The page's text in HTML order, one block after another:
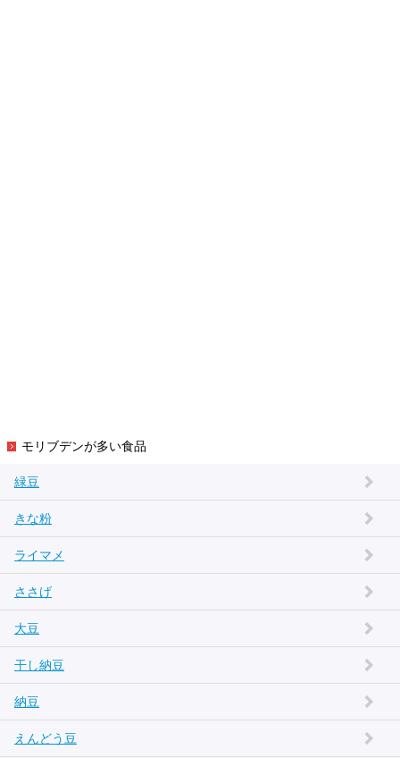
モリブデンが多い食品
緑豆
きな粉
ライマメ
ささげ
大豆
干し納豆
納豆
えんどう豆